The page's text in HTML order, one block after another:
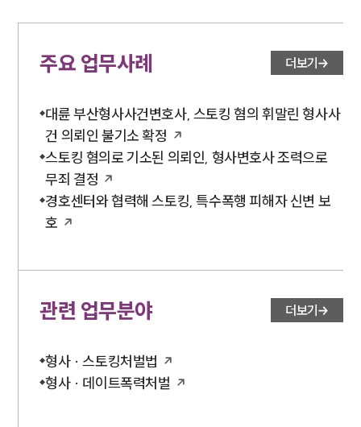
주요 업무사례 더보기
대륜 부산형사사건변호사, 스토킹 혐의 휘말린 형사사
건 의뢰인 불기소 확정
스토킹 혐의로 기소된 의뢰인, 형사변호사 조력으로
무죄 결정
경호센터와 협력해 스토킹, 특수폭행 피해자 신변 보
호
관련 업무분야 더보기
형사 · 스토킹처벌법
형사 · 데이트폭력처벌